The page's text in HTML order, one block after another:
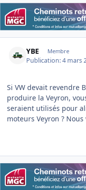
YBE Membre
Publication:4 mars
Si VW devait revendre
produire la Veyron,
seraient utilisés pour
moteurs Veyron ?